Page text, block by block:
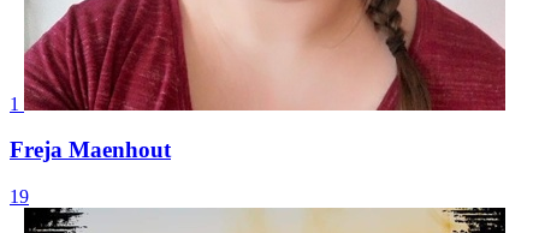
1
Freja Maenhout
19